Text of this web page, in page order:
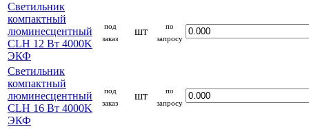
Светильник
компактный
люминесцентный
CLH 12 Вт 4000K
ЭКФ
под
заказ
шт
по
запросу
Светильник
компактный
люминесцентный
CLH 16 Вт 4000K
ЭКФ
под
заказ
шт
по
запросу